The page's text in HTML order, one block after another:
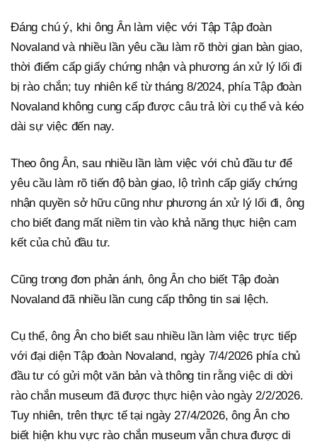
Đáng chú ý, khi ông Ân làm việc với Tập Tập đoàn
Novaland và nhiều lần yêu cầu làm rõ thời gian bàn giao,
thời điểm cấp giấy chứng nhận và phương án xử lý lối đi
bị rào chắn; tuy nhiên kể từ tháng 8/2024, phía Tập đoàn
Novaland không cung cấp được câu trả lời cụ thể và kéo
dài sự việc đến nay.
Theo ông Ân, sau nhiều lần làm việc với chủ đầu tư để
yêu cầu làm rõ tiến độ bàn giao, lộ trình cấp giấy chứng
nhận quyền sở hữu cũng như phương án xử lý lối đi, ông
cho biết đang mất niềm tin vào khả năng thực hiện cam
kết của chủ đầu tư.
Cũng trong đơn phản ánh, ông Ân cho biết Tập đoàn
Novaland đã nhiều lần cung cấp thông tin sai lệch.
Cụ thể, ông Ân cho biết sau nhiều lần làm việc trực tiếp
với đại diện Tập đoàn Novaland, ngày 7/4/2026 phía chủ
đầu tư có gửi một văn bản và thông tin rằng việc di dời
rào chắn museum đã được thực hiện vào ngày 2/2/2026.
Tuy nhiên, trên thực tế tại ngày 27/4/2026, ông Ân cho
biết hiện khu vực rào chắn museum vẫn chưa được di